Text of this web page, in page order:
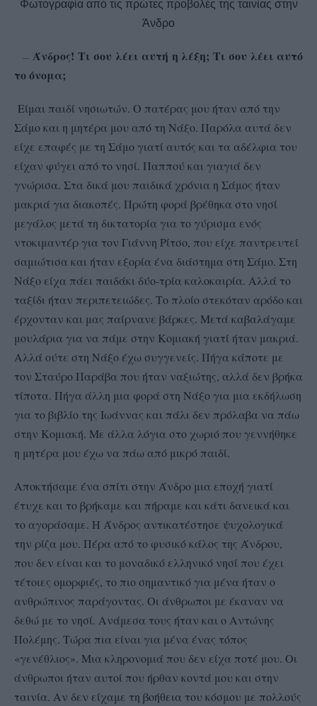
Φωτογραφία από τις πρώτες προβολές της ταινίας στην
Άνδρο
— Άνδρος! Τι σου λέει αυτή η λέξη; Τι σου λέει αυτό
το όνομα;
Είμαι παιδί νησιωτών. Ο πατέρας μου ήταν από την
Σάμο και η μητέρα μου από τη Νάξο. Παρόλα αυτά δεν
είχε επαφές με τη Σάμο γιατί αυτός και τα αδέλφια του
είχαν φύγει από το νησί. Παππού και γιαγιά δεν
γνώρισα. Στα δικά μου παιδικά χρόνια η Σάμος ήταν
μακριά για διακοπές. Πρώτη φορά βρέθηκα στο νησί
μεγάλος μετά τη δικτατορία για το γύρισμα ενός
ντοκιμαντέρ για τον Γιάννη Ρίτσο, που είχε παντρευτεί
σαμιώτισα και ήταν εξορία ένα διάστημα στη Σάμο. Στη
Νάξο είχα πάει παιδάκι δύο-τρία καλοκαιρία. Αλλά το
ταξίδι ήταν περιπετειώδες. Το πλοίο στεκόταν αρόδο και
έρχονταν και μας παίρνανε βάρκες. Μετά καβαλάγαμε
μουλάρια για να πάμε στην Κομιακή γιατί ήταν μακριά.
Αλλά ούτε στη Νάξο έχω συγγενείς. Πήγα κάποτε με
τον Σταύρο Παράβα που ήταν ναξιώτης, αλλά δεν βρήκα
τίποτα. Πήγα άλλη μια φορά στη Νάξο για μια εκδήλωση
για το βιβλίο της Ιωάννας και πάλι δεν πρόλαβα να πάω
στην Κομιακή. Με άλλα λόγια στο χωριό που γεννήθηκε
η μητέρα μου έχω να πάω από μικρό παιδί.
Αποκτήσαμε ένα σπίτι στην Άνδρο μια εποχή γιατί
έτυχε και το βρήκαμε και πήραμε και κάτι δανεικά και
το αγοράσαμε. Η Άνδρος αντικατέστησε ψυχολογικά
την ρίζα μου. Πέρα από το φυσικό κάλος της Άνδρου,
που δεν είναι και το μοναδικό ελληνικό νησί που έχει
τέτοιες ομορφιές, το πιο σημαντικό για μένα ήταν ο
ανθρώπινος παράγοντας. Οι άνθρωποι με έκαναν να
δεθώ με το νησί. Ανάμεσα τους ήταν και ο Αντώνης
Πολέμης. Τώρα πια είναι για μένα ένας τόπος
«γενέθλιος». Μια κληρονομιά που δεν είχα ποτέ μου. Οι
άνθρωποι ήταν αυτοί που ήρθαν κοντά μου και στην
ταινία. Αν δεν είχαμε τη βοήθεια του κόσμου με πολλούς